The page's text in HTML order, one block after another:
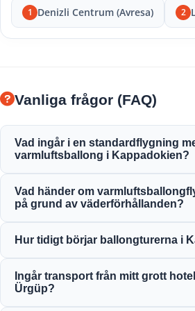
1 Denizli Centrum (Avresa) 2
Vanliga frågor (FAQ)
Vad ingår i en standardflygning
varmluftsballong i Kappadokien?
före flygningen, en timmes
sagoskorstenarna, en skål med
Vad händer om
på grund av väderförhållanden?
på grund av vind eller
dag.
Hur tidigt börjar ballongturerna i
vanligtvis före gryningen (mellan
beroende på säsong), för att fånga
Ingår transport från mitt grott
Ürgüp?